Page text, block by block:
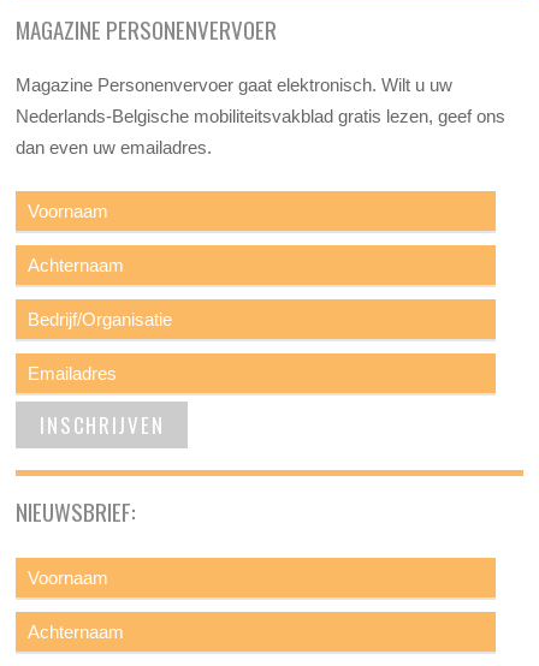
MAGAZINE PERSONENVERVOER
Magazine Personenvervoer gaat elektronisch. Wilt u uw
Nederlands-Belgische mobiliteitsvakblad gratis lezen, geef ons
dan even uw emailadres.
NIEUWSBRIEF: